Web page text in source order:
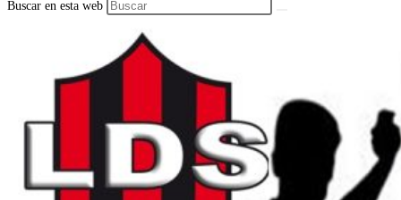
Buscar en esta web